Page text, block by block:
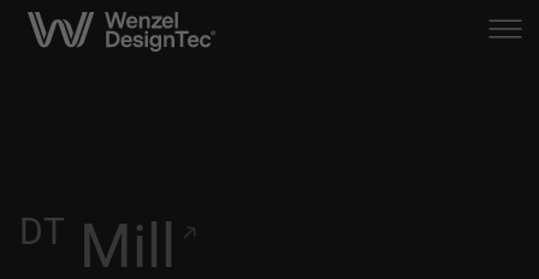
DT Mill